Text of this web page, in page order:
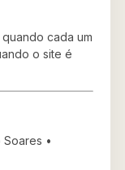
cada um
o site é
•